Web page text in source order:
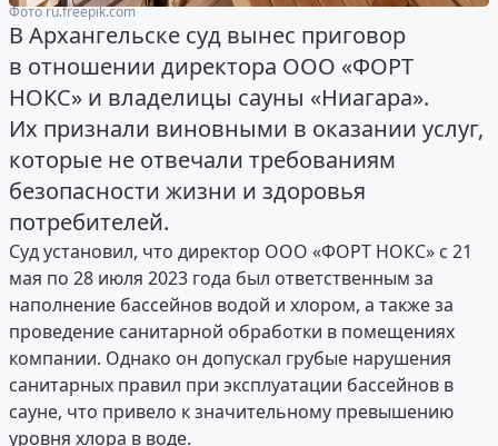
Фото ru.freepik.com
В Архангельске суд вынес приговор
в отношении директора ООО «ФОРТ
НОКС» и владелицы сауны «Ниагара».
Их признали виновными в оказании услуг,
которые не отвечали требованиям
безопасности жизни и здоровья
потребителей.
Суд установил, что директор ООО «ФОРТ НОКС» с 21
мая по 28 июля 2023 года был ответственным за
наполнение бассейнов водой и хлором, а также за
проведение санитарной обработки в помещениях
компании. Однако он допускал грубые нарушения
санитарных правил при эксплуатации бассейнов в
сауне, что привело к значительному превышению
уровня хлора в воде.